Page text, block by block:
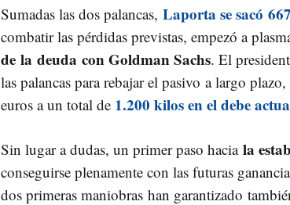
Sumadas las dos palancas, Laporta se sacó
combatir las pérdidas previstas, empezó a
de la deuda con Goldman Sachs. El
las palancas para rebajar el pasivo a largo
euros a un total de 1.200 kilos en el debe
Sin lugar a dudas, un primer paso hacia la
conseguirse plenamente con las futuras
dos primeras maniobras han garantizado